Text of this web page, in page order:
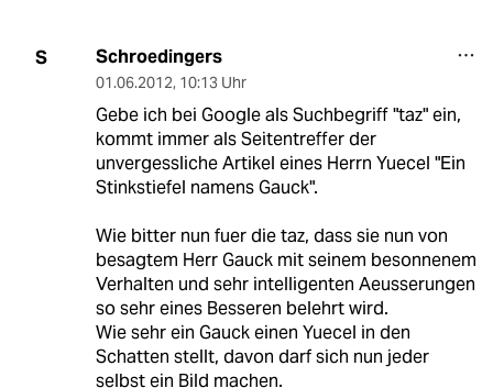
S Schroedingers
01.06.2012, 10:13 Uhr
Gebe ich bei Google als Suchbegriff "taz" ein,
kommt immer als Seitentreffer der
unvergessliche Artikel eines Herrn Yuecel "Ein
Stinkstiefel namens Gauck".
Wie bitter nun fuer die taz, dass sie nun von
besagtem Herr Gauck mit seinem besonnenem
Verhalten und sehr intelligenten Aeusserungen
so sehr eines Besseren belehrt wird.
Wie sehr ein Gauck einen Yuecel in den
Schatten stellt, davon darf sich nun jeder
selbst ein Bild machen.